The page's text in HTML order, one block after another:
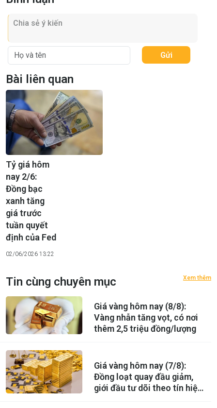
Bài liên quan
02/06/2026 13:22
Tỷ giá hôm
nay 2/6:
Đồng bạc
xanh tăng
giá trước
tuần quyết
định của Fed
Gửi
Tin cùng chuyên mục Xem thêm
Giá vàng hôm nay (8/8):
Vàng nhẫn tăng vọt, có nơi
thêm 2,5 triệu đồng/lượng
Giá vàng hôm nay (7/8):
Đồng loạt quay đầu giảm,
giới đầu tư dõi theo tín hiệu